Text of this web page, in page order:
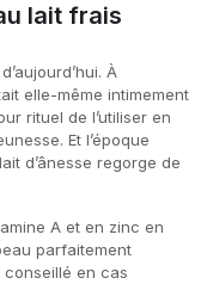
lait frais
À
elle-même intimement
rituel de l’utiliser en
Et l’époque
d’ânesse regorge de
A et en zinc en
parfaitement
conseillé en cas